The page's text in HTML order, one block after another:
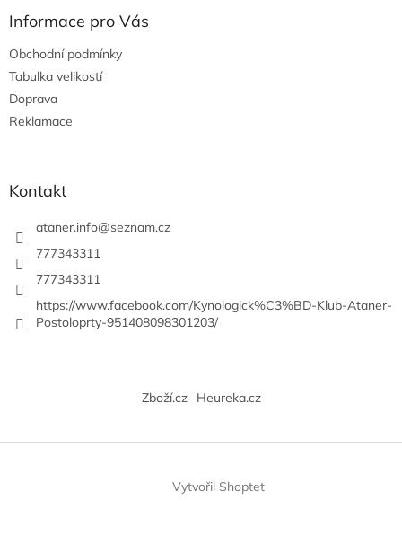
Informace pro Vás
Obchodní podmínky
Tabulka velikostí
Doprava
Reklamace
Kontakt
ataner.info@seznam.cz
777343311
777343311
https://www.facebook.com/Kynologick%C3%BD-Klub-Ataner-
Postoloprty-951408098301203/
Zboží.cz Heureka.cz
Vytvořil Shoptet